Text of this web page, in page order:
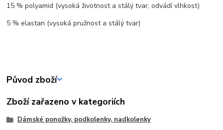
15 % polyamid (vysoká životnost a stálý tvar, odvádí vlhkost)
5 % elastan (vysoká pružnost a stálý tvar)
Původ zboží
Zboží zařazeno v kategoriích
Dámské ponožky, podkolenky, nadkolenky